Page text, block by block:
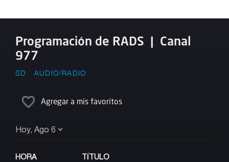
Programación de RADS | Canal
977
SD AUDIO/RADIO
Agregar a mis favoritos
Hoy, Ago 6
HORA TÍTULO